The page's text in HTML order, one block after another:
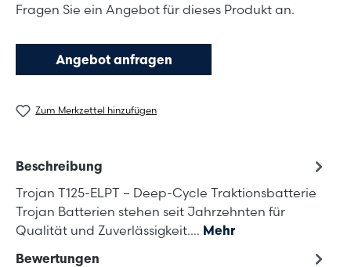
Fragen Sie ein Angebot für dieses Produkt an.
Angebot anfragen
Zum Merkzettel hinzufügen
Beschreibung
Trojan T125-ELPT – Deep-Cycle Traktionsbatterie
Trojan Batterien stehen seit Jahrzehnten für
Qualität und Zuverlässigkeit.… Mehr
Bewertungen